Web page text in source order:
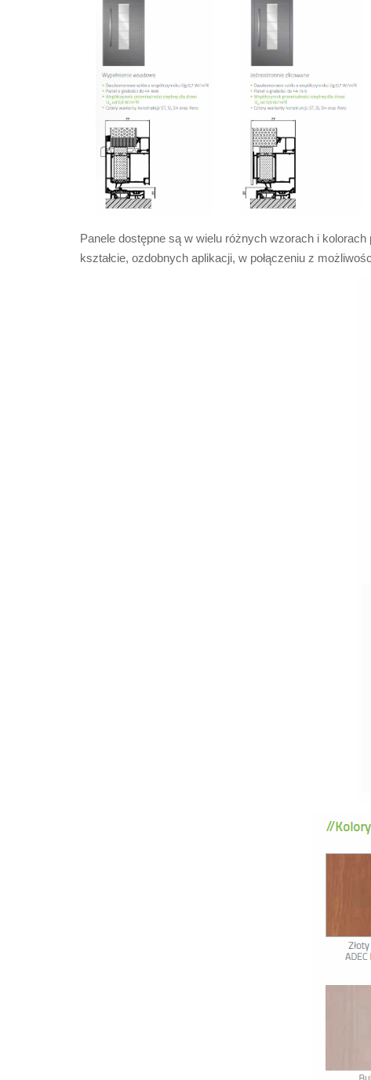
Panele dostępne są w wielu różnych wzorach i
kształcie, ozdobnych aplikacji, w połączeniu z